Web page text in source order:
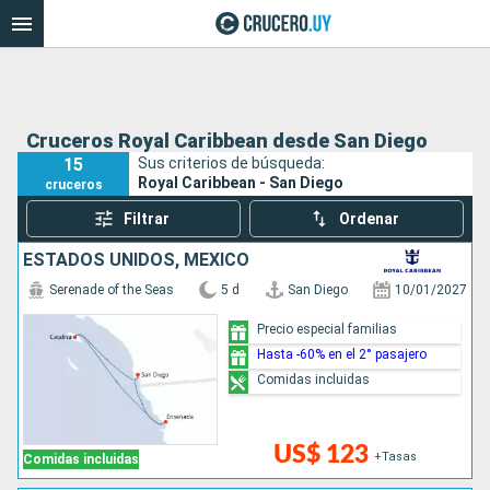
Cruceros Royal Caribbean desde San Diego
15
cruceros
Sus criterios de búsqueda:
Royal Caribbean - San Diego
Filtrar Ordenar
ESTADOS UNIDOS, MÉXICO
Comidas incluidas
Serenade of the Seas 5 d San Diego 10/01/2027
US$ 123 +Tasas
Precio especial familias
Hasta -60% en el 2° pasajero
Comidas incluidas